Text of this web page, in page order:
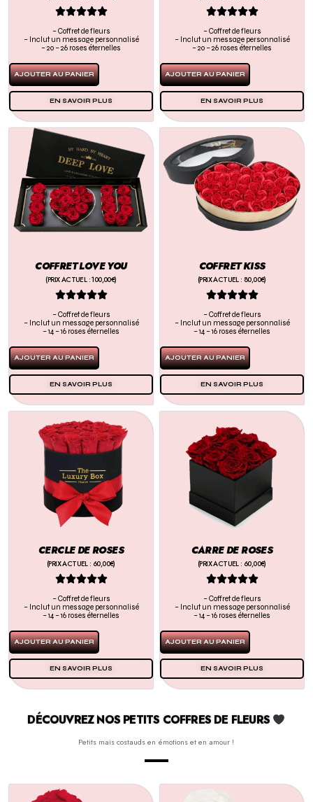

– Coffret de fleurs
– Inclut un message personnalisé
– 20 – 26 roses éternelles
AJOUTER AU PANIER
EN SAVOIR PLUS

– Coffret de fleurs
– Inclut un message personnalisé
– 20 – 26 roses éternelles
AJOUTER AU PANIER
EN SAVOIR PLUS
COFFRET LOVE YOU
(PRIX ACTUEL : 100,00€)

– Coffret de fleurs
– Inclut un message personnalisé
– 14 – 16 roses éternelles
AJOUTER AU PANIER
EN SAVOIR PLUS
COFFRET KISS
(PRIX ACTUEL : 80,00€)

– Coffret de fleurs
– Inclut un message personnalisé
– 14 – 16 roses éternelles
AJOUTER AU PANIER
EN SAVOIR PLUS
CERCLE DE ROSES
(PRIX ACTUEL : 60,00€)

– Coffret de fleurs
– Inclut un message personnalisé
– 14 – 16 roses éternelles
AJOUTER AU PANIER
EN SAVOIR PLUS
CARRE DE ROSES
(PRIX ACTUEL : 60,00€)

– Coffret de fleurs
– Inclut un message personnalisé
– 14 – 16 roses éternelles
AJOUTER AU PANIER
EN SAVOIR PLUS
DÉCOUVREZ NOS PETITS COFFRES DE FLEURS
Petits mais costauds en émotions et en amour !